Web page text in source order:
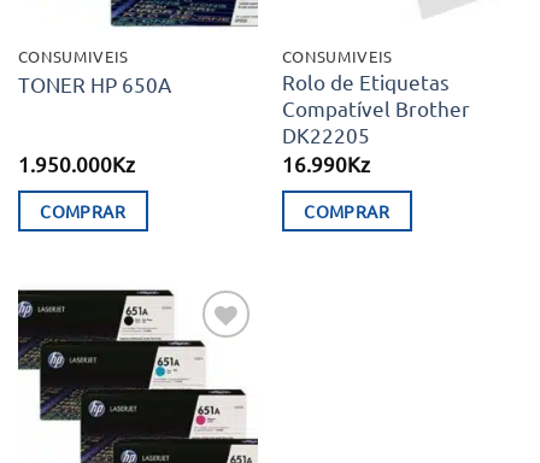
CONSUMIVEIS
TONER HP 650A
1.950.000Kz
COMPRAR
CONSUMIVEIS
Rolo de Etiquetas
Compatível Brother
DK22205
16.990Kz
COMPRAR
Adicionar
aos meus
desejos